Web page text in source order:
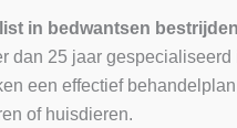
in bedwantsen
dan 25 jaar
een effectief
of huisdieren.